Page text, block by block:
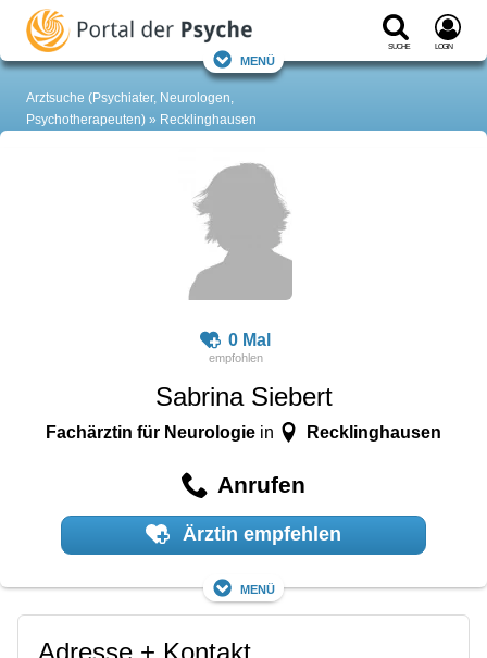
Suche Login
Menü
Arztsuche (Psychiater, Neurologen,
Psychotherapeuten)
Recklinghausen
0 Mal
Sabrina Siebert
Fachärztin für Neurologie in Recklinghausen
Anrufen
Ärztin empfehlen
Menü
Adresse + Kontakt